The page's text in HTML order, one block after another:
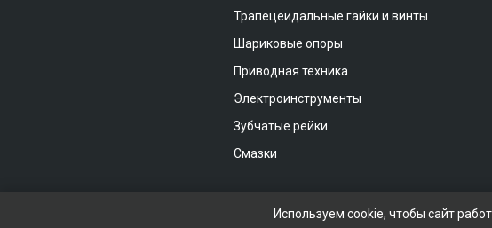
Трапецеидальные гайки и винты
Шариковые опоры
Приводная техника
Электроинструменты
Зубчатые рейки
Смазки
Используем cookie, чтобы сайт